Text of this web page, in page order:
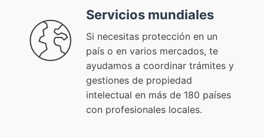
Servicios mundiales
Si necesitas protección en un
país o en varios mercados, te
ayudamos a coordinar trámites y
gestiones de propiedad
intelectual en más de 180 países
con profesionales locales.